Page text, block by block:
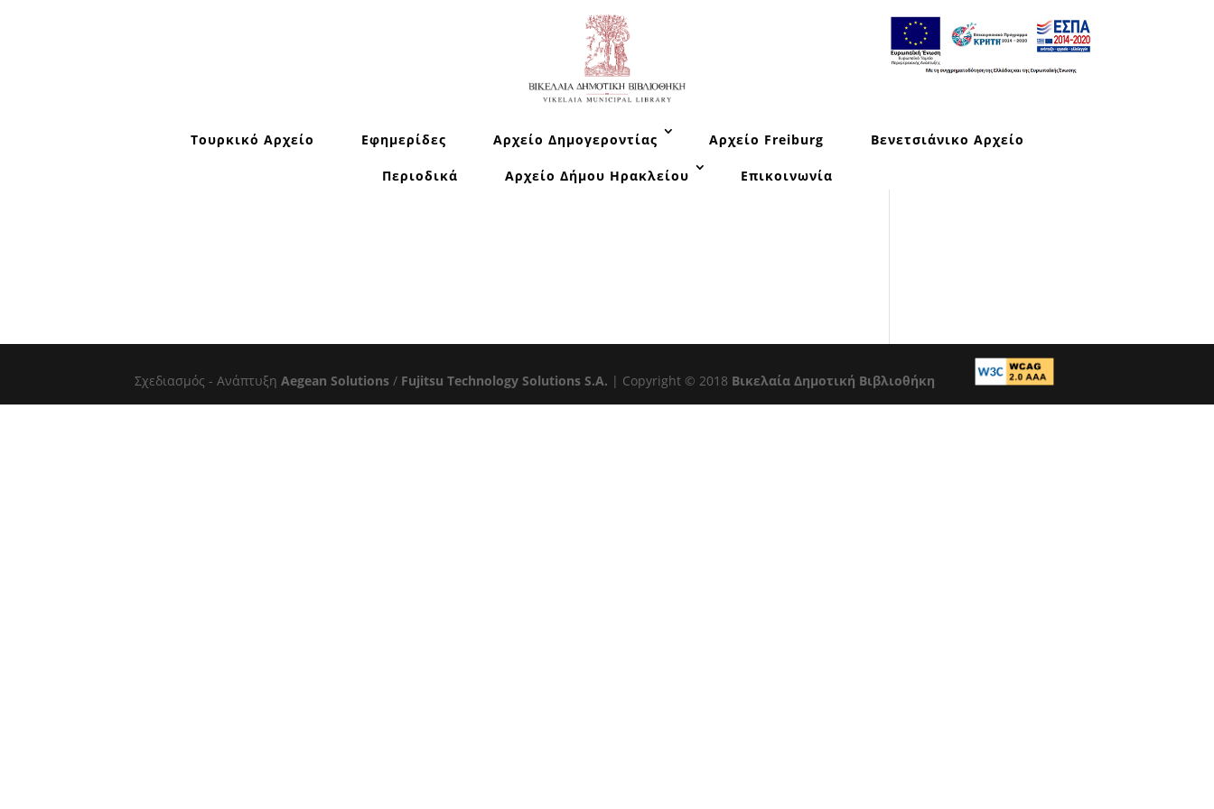
Τουρκικό Αρχείο Εφημερίδες Αρχείο Δημογεροντίας Αρχείο Freiburg Βενετσιάνικο Αρχείο
Περιοδικά Αρχείο Δήμου Ηρακλείου Επικοινωνία
Σχεδιασμός - ΑνάπτυξηAegean Solutions / Fujitsu Technology Solutions S.A. | Copyright © 2018 Βικελαία Δημοτική Βιβλιοθήκη